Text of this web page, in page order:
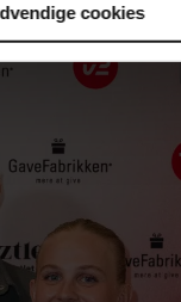
cookies